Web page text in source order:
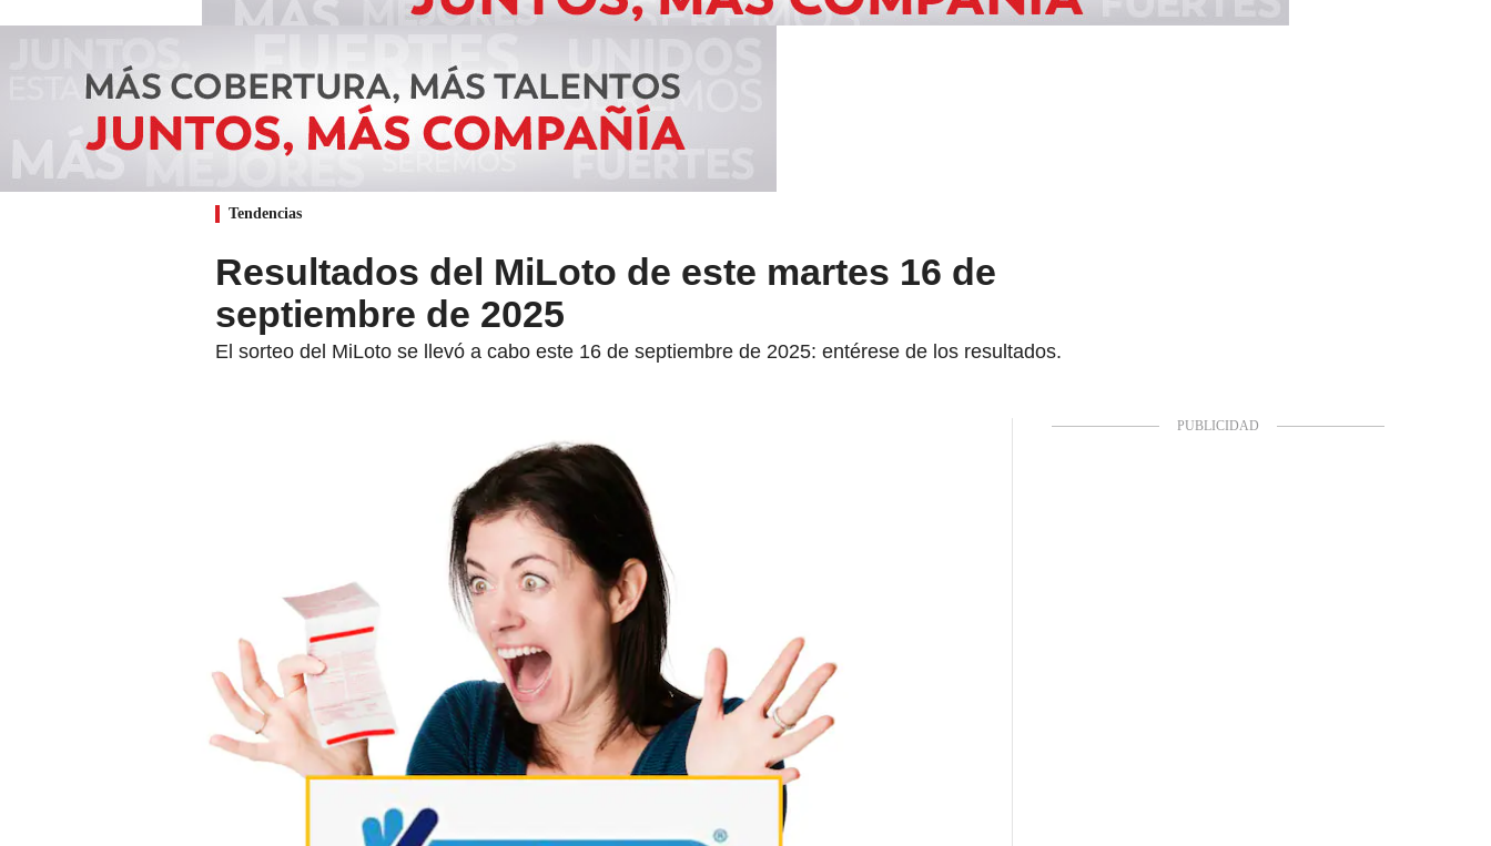
Tendencias
Resultados del MiLoto de este martes 16 de
septiembre de 2025
El sorteo del MiLoto se llevó a cabo este 16 de septiembre de 2025: entérese de los resultados.